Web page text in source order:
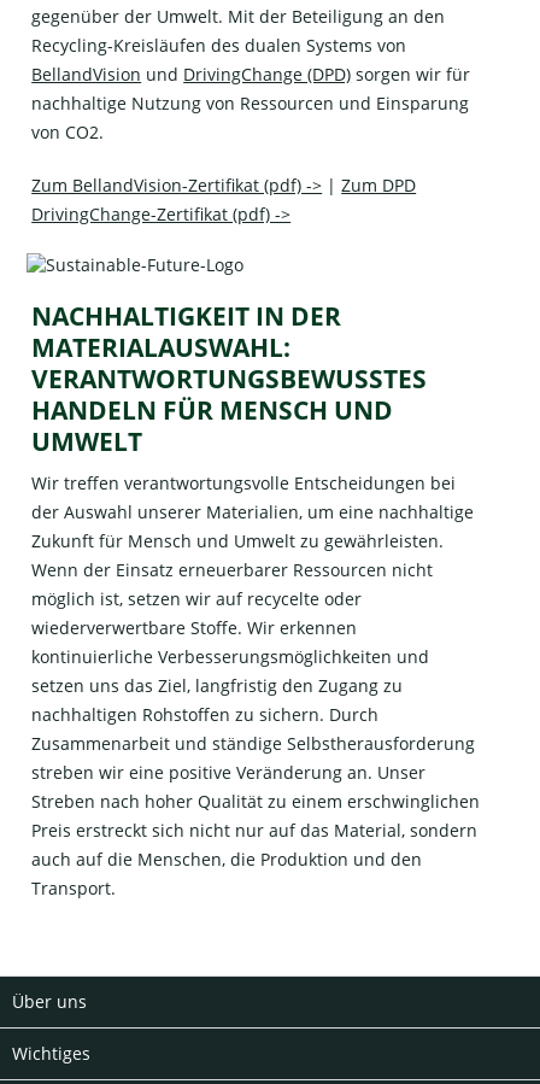
gegenüber der Umwelt. Mit der Beteiligung an den
Recycling-Kreisläufen des dualen Systems von
BellandVision und DrivingChange (DPD) sorgen wir für
nachhaltige Nutzung von Ressourcen und Einsparung
von CO2.
Zum BellandVision-Zertifikat (pdf) -> |Zum DPD
DrivingChange-Zertifikat (pdf) ->
NACHHALTIGKEIT IN DER
MATERIALAUSWAHL:
VERANTWORTUNGSBEWUSSTES
HANDELN FÜR MENSCH UND
UMWELT
Wir treffen verantwortungsvolle Entscheidungen bei
der Auswahl unserer Materialien, um eine nachhaltige
Zukunft für Mensch und Umwelt zu gewährleisten.
Wenn der Einsatz erneuerbarer Ressourcen nicht
möglich ist, setzen wir auf recycelte oder
wiederverwertbare Stoffe. Wir erkennen
kontinuierliche Verbesserungsmöglichkeiten und
setzen uns das Ziel, langfristig den Zugang zu
nachhaltigen Rohstoffen zu sichern. Durch
Zusammenarbeit und ständige Selbstherausforderung
streben wir eine positive Veränderung an. Unser
Streben nach hoher Qualität zu einem erschwinglichen
Preis erstreckt sich nicht nur auf das Material, sondern
auch auf die Menschen, die Produktion und den
Transport.
Über uns
Wichtiges